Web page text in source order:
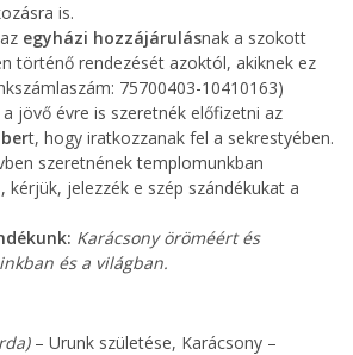
is.
egyházi hozzájárulásnak a szokott
történő rendezését azoktól, akiknek ez
75700403-10410163)
jövő évre is szeretnék előfizetni az
t, hogy iratkozzanak fel a sekrestyében.
szeretnének templomunkban
, kérjük, jelezzék e szép szándékukat a
Karácsony öröméért és
és a világban.
– Urunk születése, Karácsony –